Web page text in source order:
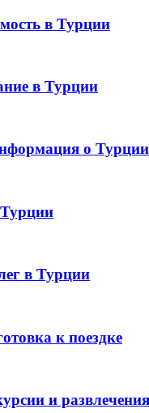
в Турции
в Турции
о Турции
в Турции
к поездке
и развлечения